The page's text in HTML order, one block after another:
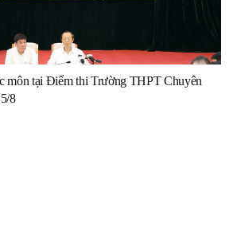
môn tại Điểm thi Trường THPT Chuyên
8